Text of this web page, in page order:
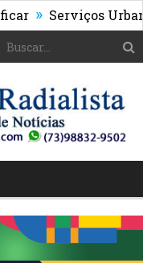
» Serviços Urbanos